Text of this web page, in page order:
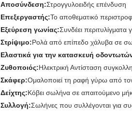
Αποσύνδεση:Στρογγυλοειδής επένδυση
Επεξεργαστής:Το αποθεματικό
Εξεύρεση γωνίας:Συνδέει περιτυλίγματα
Στρίψιμο:Ρολά από επίπεδο χάλυβα σε
Ελαστικά για την κατασκευή
Ζυθοποιός:Ηλεκτρική Αντίσταση
Σκάφερ:Ομαλοποιεί τη ραφή γύρω από
Δείχτης:Κόβει σωλήνα σε απαιτούμενο
Συλλογή:Σωλήνες που συλλέγονται για